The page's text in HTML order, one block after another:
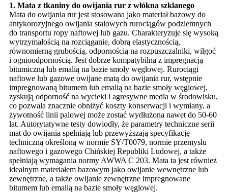
1. Mata z tkaniny do owijania rur z włókna szklanego
Mata do owijania rur jest stosowana jako materiał bazowy do
antykorozyjnego owijania stalowych rurociągów podziemnych
do transportu ropy naftowej lub gazu. Charakteryzuje się wysoką
wytrzymałością na rozciąganie, dobrą elastycznością,
równomierną grubością, odpornością na rozpuszczalniki, wilgoć
i ognioodpornością. Jest dobrze kompatybilna z impregnacją
bitumiczną lub emalią na bazie smoły węglowej. Rurociągi
naftowe lub gazowe owijane matą do owijania rur, wstępnie
impregnowaną bitumem lub emalią na bazie smoły węglowej,
zyskują odporność na wycieki i agresywne media w środowisku,
co pozwala znacznie obniżyć koszty konserwacji i wymiany, a
żywotność linii palowej może zostać wydłużona nawet do 50-60
lat. Autorytatywne testy dowiodły, że parametry techniczne serii
mat do owijania spełniają lub przewyższają specyfikację
techniczną określoną w normie SY/T0079, normie przemysłu
naftowego i gazowego Chińskiej Republiki Ludowej, a także
spełniają wymagania normy AWWA C 203. Mata ta jest również
idealnym materiałem bazowym jako owijanie wewnętrzne lub
zewnętrzne, a także owijanie zewnętrzne impregnowane
bitumem lub emalią na bazie smoły węglowej.